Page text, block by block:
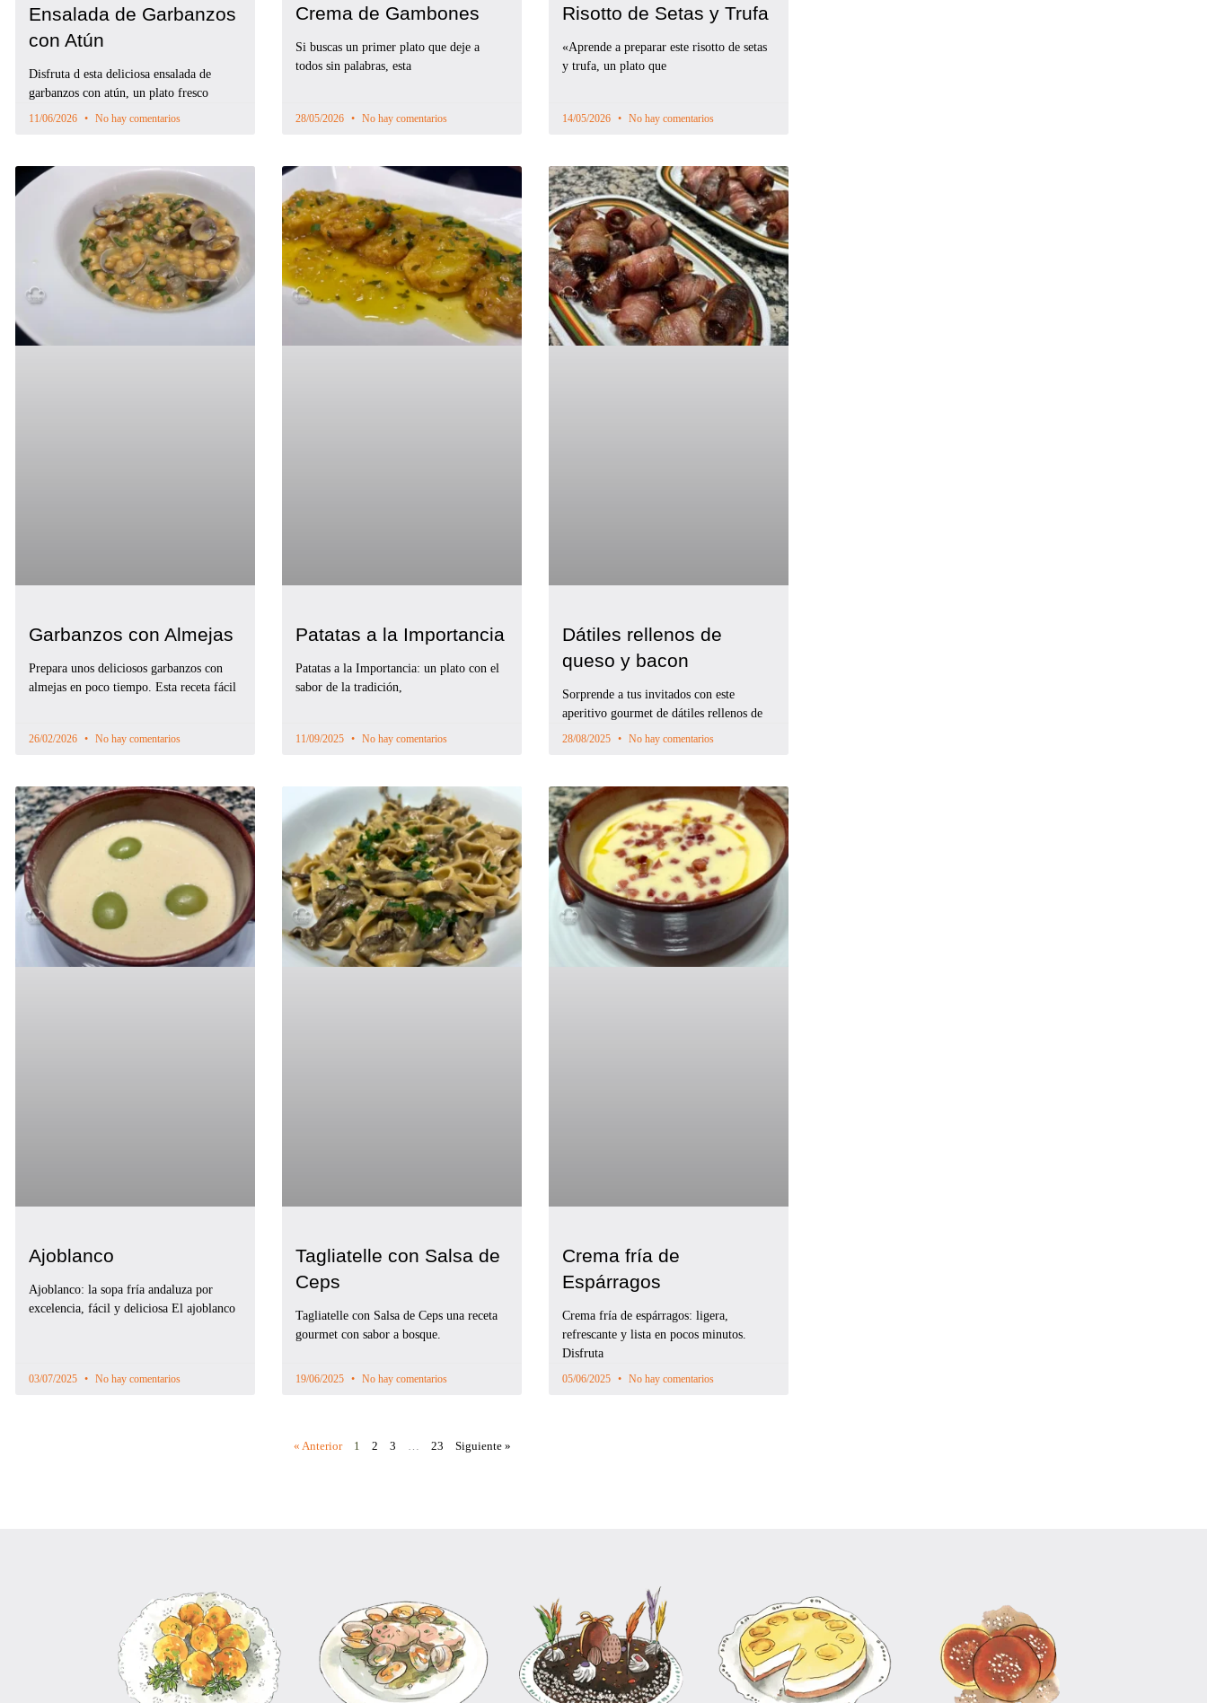
Ensalada de Garbanzos
con Atún
Disfruta d esta deliciosa ensalada de
garbanzos con atún, un plato fresco
11/06/2026 No hay comentarios
Crema de Gambones
Si buscas un primer plato que deje a
todos sin palabras, esta
28/05/2026 No hay comentarios
Risotto de Setas y Trufa
«Aprende a preparar este risotto de setas
y trufa, un plato que
14/05/2026 No hay comentarios
Garbanzos con Almejas
Prepara unos deliciosos garbanzos con
almejas en poco tiempo. Esta receta fácil
26/02/2026 No hay comentarios
Patatas a la Importancia
Patatas a la Importancia: un plato con el
sabor de la tradición,
11/09/2025 No hay comentarios
Dátiles rellenos de
queso y bacon
Sorprende a tus invitados con este
aperitivo gourmet de dátiles rellenos de
28/08/2025 No hay comentarios
Ajoblanco
Ajoblanco: la sopa fría andaluza por
excelencia, fácil y deliciosa El ajoblanco
03/07/2025 No hay comentarios
Tagliatelle con Salsa de
Ceps
Tagliatelle con Salsa de Ceps una receta
gourmet con sabor a bosque.
19/06/2025 No hay comentarios
Crema fría de
Espárragos
Crema fría de espárragos: ligera,
refrescante y lista en pocos minutos.
Disfruta
05/06/2025 No hay comentarios
« Anterior 1 2 3 23 Siguiente »